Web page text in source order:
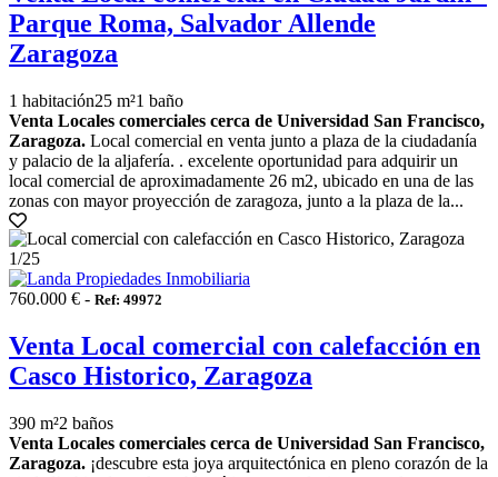
Parque Roma, Salvador Allende
Zaragoza
1 habitación25 m²1 baño
Venta Locales comerciales cerca de Universidad San Francisco,
Zaragoza. Local comercial en venta junto a plaza de la ciudadanía
y palacio de la aljafería. . excelente oportunidad para adquirir un
local comercial de aproximadamente 26 m2, ubicado en una de las
zonas con mayor proyección de zaragoza, junto a la plaza de la...
1/25
760.000 € - Ref: 49972
Venta Local comercial con calefacción en
Casco Historico, Zaragoza
390 m²2 baños
Venta Locales comerciales cerca de Universidad San Francisco,
Zaragoza. ¡descubre esta joya arquitectónica en pleno corazón de la